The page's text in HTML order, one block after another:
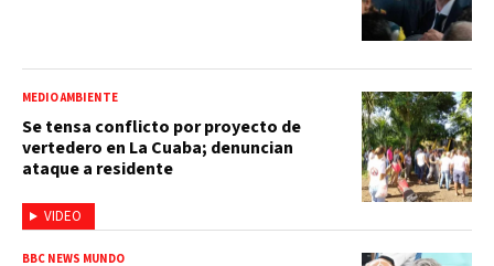
VIDEO
MEDIO AMBIENTE
Se tensa conflicto por proyecto de
vertedero en La Cuaba; denuncian
ataque a residente
BBC NEWS MUNDO